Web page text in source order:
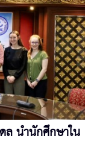
นำนักศึกษาใน